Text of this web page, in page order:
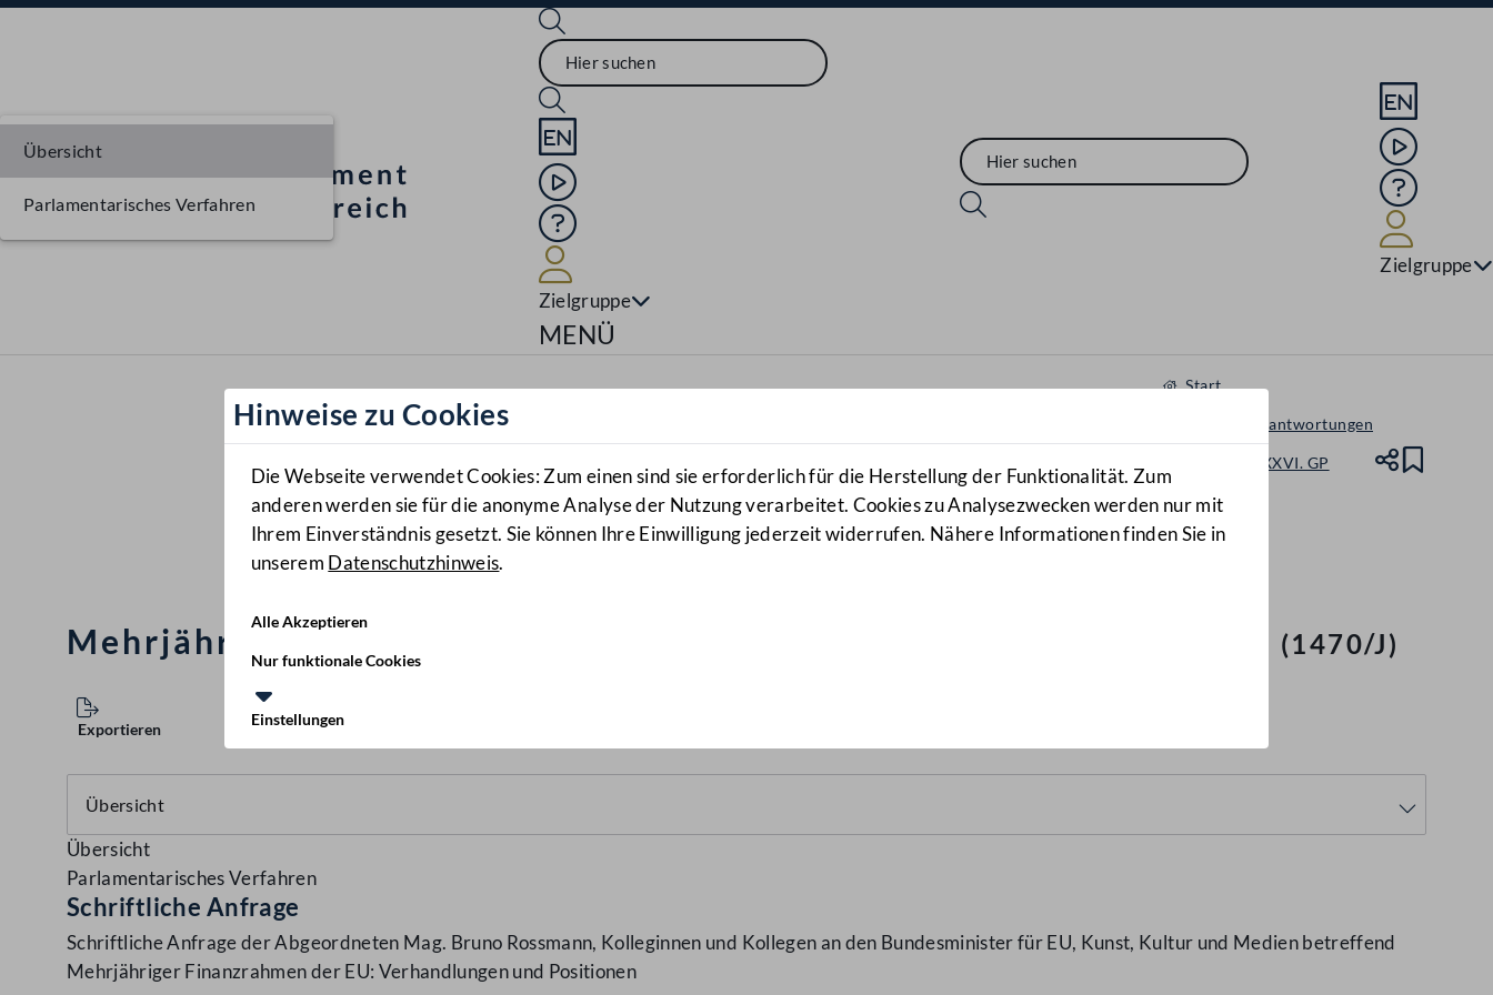
Sprache English
Mediathek
Hilfe
Zielgruppe
Navigationsmenü öffnen
MENÜ
Sprache
Mediathek
Hilfe
Zielgruppe
Hinweise zu Cookies
Die Webseite verwendet Cookies: Zum einen sind sie erforderlich für die Herstellung der Funktionalität. Zum
anderen werden sie für die anonyme Analyse der Nutzung verarbeitet. Cookies zu Analysezwecken werden nur mit
Ihrem Einverständnis gesetzt. Sie können Ihre Einwilligung jederzeit widerrufen. Nähere Informationen finden Sie in
unserem Datenschutzhinweis.
Alle Akzeptieren
Nur funktionale Cookies
Einstellungen
Start
Anfragen & Beantwortungen
Nationalrat - XXVI. GP
Anfragen
1470/J
Mehrjähriger Finanzrahmen der EU: Verhandlungen und Positionen (1470/J)
Exportieren
Übersicht
Parlamentarisches Verfahren
Übersicht
Parlamentarisches Verfahren
Schriftliche Anfrage
Schriftliche Anfrage der Abgeordneten Mag. Bruno Rossmann, Kolleginnen und Kollegen an den Bundesminister für EU, Kunst, Kultur und Medien betreffend
Mehrjähriger Finanzrahmen der EU: Verhandlungen und Positionen